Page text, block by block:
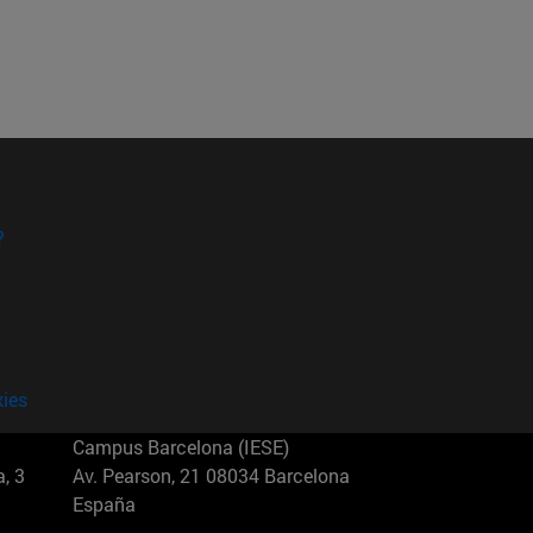
3
Campus Barcelona (IESE)
Av. Pearson, 21 08034 Barcelona
España